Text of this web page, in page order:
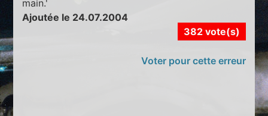
main.'
Ajoutée le 24.07.2004
382 vote(s)
Voter pour cette erreur